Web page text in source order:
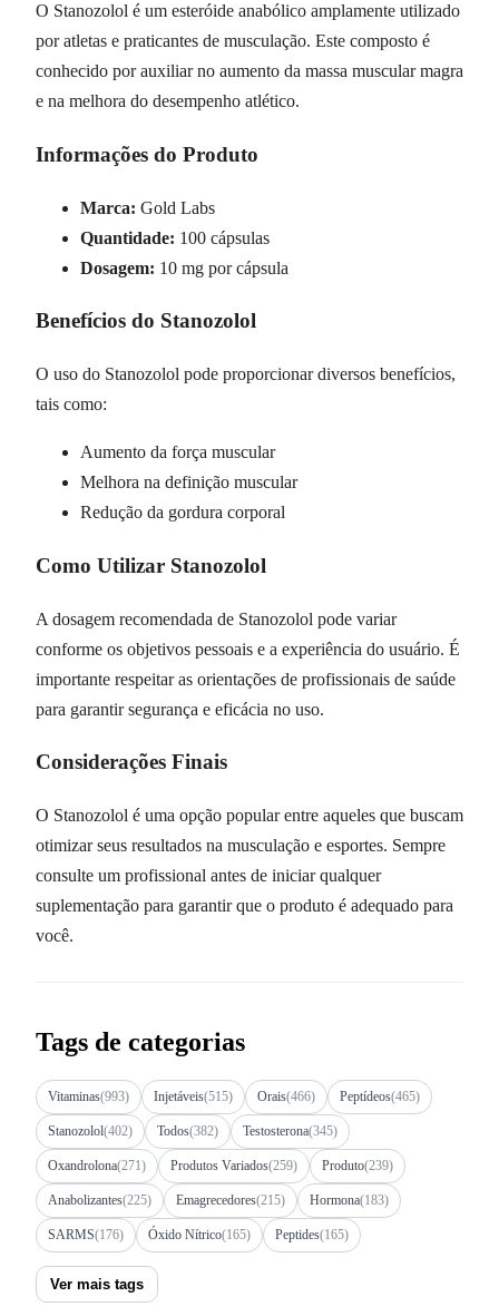
O Stanozolol é um esteróide anabólico amplamente utilizado
por atletas e praticantes de musculação. Este composto é
conhecido por auxiliar no aumento da massa muscular magra
e na melhora do desempenho atlético.
Informações do Produto
Marca: Gold Labs
Quantidade: 100 cápsulas
Dosagem: 10 mg por cápsula
Benefícios do Stanozolol
O uso do Stanozolol pode proporcionar diversos benefícios,
tais como:
Aumento da força muscular
Melhora na definição muscular
Redução da gordura corporal
Como Utilizar Stanozolol
A dosagem recomendada de Stanozolol pode variar
conforme os objetivos pessoais e a experiência do usuário. É
importante respeitar as orientações de profissionais de saúde
para garantir segurança e eficácia no uso.
Considerações Finais
O Stanozolol é uma opção popular entre aqueles que buscam
otimizar seus resultados na musculação e esportes. Sempre
consulte um profissional antes de iniciar qualquer
suplementação para garantir que o produto é adequado para
você.
Tags de categorias
Vitaminas(993) Injetáveis(515) Orais(466) Peptídeos(465)
Stanozolol(402) Todos(382) Testosterona(345)
Oxandrolona(271) Produtos Variados(259) Produto(239)
Anabolizantes(225) Emagrecedores(215) Hormona(183)
SARMS(176) Óxido Nítrico(165) Peptides(165)
Ver mais tags